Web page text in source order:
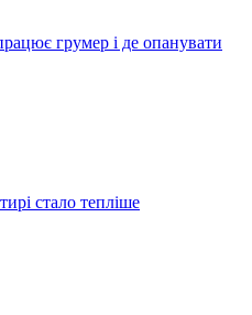
грумер і де опанувати
стало тепліше